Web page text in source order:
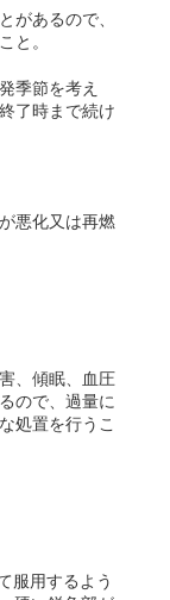
があるので、
と。
季節を考え
了時まで続け
悪化又は再燃
、傾眠、血圧
ので、過量に
処置を行うこ
服用するよう